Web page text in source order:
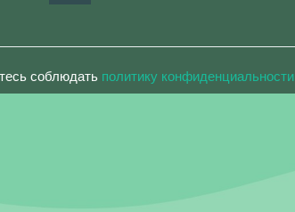
соблюдать политику конфиденциальности